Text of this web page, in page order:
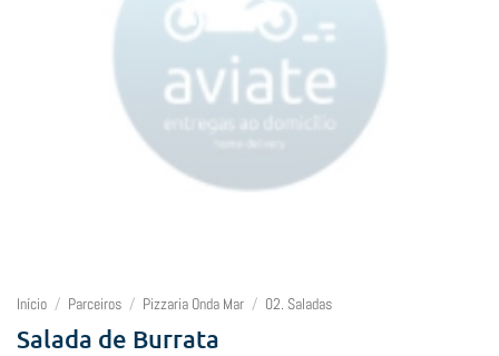
Início / Parceiros / Pizzaria Onda Mar / 02. Saladas
Salada de Burrata